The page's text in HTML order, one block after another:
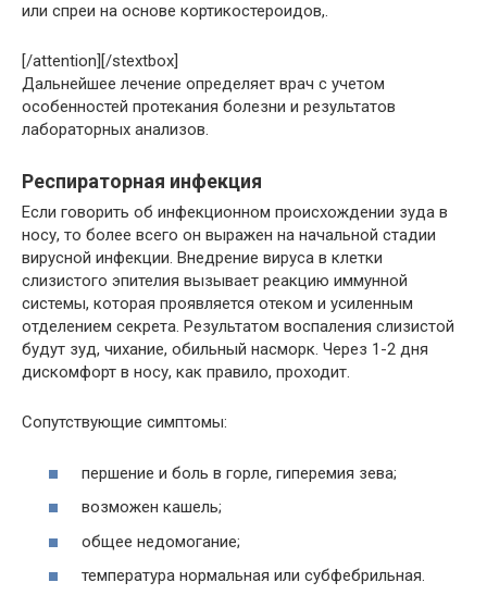
или спреи на основе кортикостероидов,.
[/attention][/stextbox]
Дальнейшее лечение определяет врач с учетом
особенностей протекания болезни и результатов
лабораторных анализов.
Респираторная инфекция
Если говорить об инфекционном происхождении зуда в
носу, то более всего он выражен на начальной стадии
вирусной инфекции. Внедрение вируса в клетки
слизистого эпителия вызывает реакцию иммунной
системы, которая проявляется отеком и усиленным
отделением секрета. Результатом воспаления слизистой
будут зуд, чихание, обильный насморк. Через 1-2 дня
дискомфорт в носу, как правило, проходит.
Сопутствующие симптомы:
першение и боль в горле, гиперемия зева;
возможен кашель;
общее недомогание;
температура нормальная или субфебрильная.